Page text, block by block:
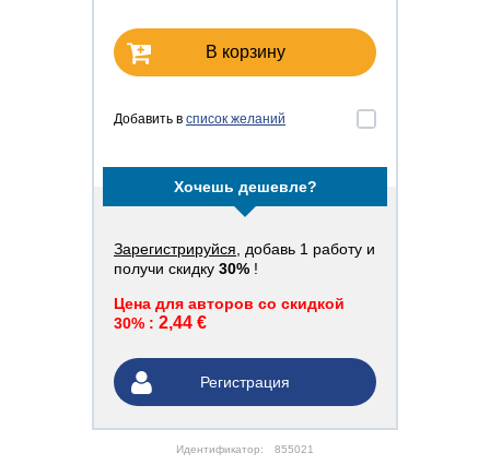
В корзину
Добавить в список желаний
Хочешь дешевле?
Зарегистрируйся , добавь 1 работу и
получи скидку 30% !
Цена для авторов со скидкой
30% : 2,44 €
Регистрация
Идентификатор: 855021